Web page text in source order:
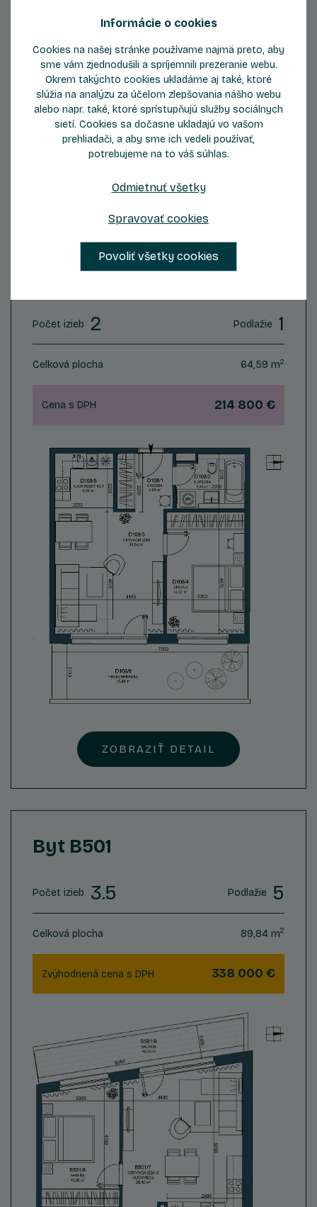
ZOBRAZIŤ DETAIL
Byt D108
Počet izieb 2 Podlažie 1
Celková plocha 64,59 m2
Cena s DPH 214 800 €
ZOBRAZIŤ DETAIL
Byt B501
Počet izieb 3.5 Podlažie 5
Celková plocha 89,84 m2
Zvýhodnená cena s DPH 338 000 €
Informácie o cookies
Cookies na našej stránke používame najmä preto, aby
sme vám zjednodušili a spríjemnili prezeranie webu.
Okrem takýchto cookies ukladáme aj také, ktoré
slúžia na analýzu za účelom zlepšovania nášho webu
alebo napr. také, ktoré sprístupňujú služby sociálnych
sietí. Cookies sa dočasne ukladajú vo vašom
prehliadači, a aby sme ich vedeli používať,
potrebujeme na to váš súhlas.
Odmietnuť všetky
Spravovať cookies
Povoliť všetky cookies